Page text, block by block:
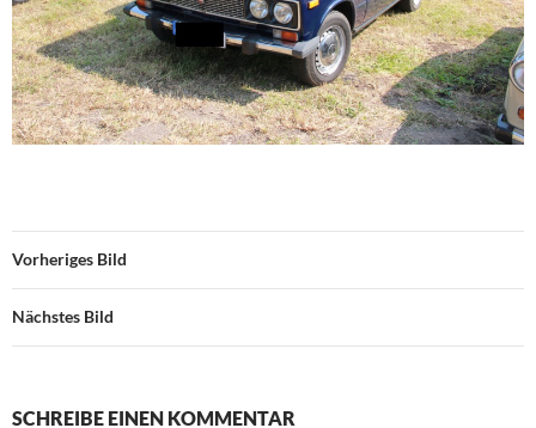
Vorheriges Bild
Nächstes Bild
SCHREIBE EINEN KOMMENTAR